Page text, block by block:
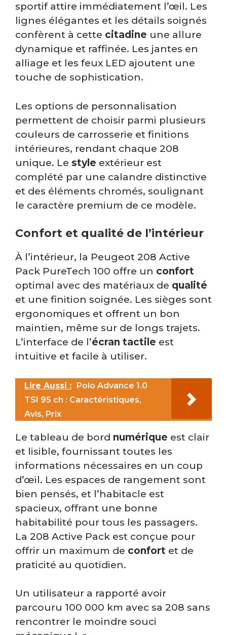
sportif attire immédiatement l’œil. Les
lignes élégantes et les détails soignés
confèrent à cette citadine une allure
dynamique et raffinée. Les jantes en
alliage et les feux LED ajoutent une
touche de sophistication.
Les options de personnalisation
permettent de choisir parmi plusieurs
couleurs de carrosserie et finitions
intérieures, rendant chaque 208
unique. Le style extérieur est
complété par une calandre distinctive
et des éléments chromés, soulignant
le caractère premium de ce modèle.
Confort et qualité de l’intérieur
À l’intérieur, la Peugeot 208 Active
Pack PureTech 100 offre un confort
optimal avec des matériaux de qualité
et une finition soignée. Les sièges sont
ergonomiques et offrent un bon
maintien, même sur de longs trajets.
L’interface de l’écran tactile est
intuitive et facile à utiliser.
Lire Aussi : Polo Advance 1.0
TSI 95 ch : Caractéristiques,
Avis, Prix
Le tableau de bord numérique est clair
et lisible, fournissant toutes les
informations nécessaires en un coup
d’œil. Les espaces de rangement sont
bien pensés, et l’habitacle est
spacieux, offrant une bonne
habitabilité pour tous les passagers.
La 208 Active Pack est conçue pour
offrir un maximum de confort et de
praticité au quotidien.
Un utilisateur a rapporté avoir
parcouru 100 000 km avec sa 208 sans
rencontrer le moindre souci